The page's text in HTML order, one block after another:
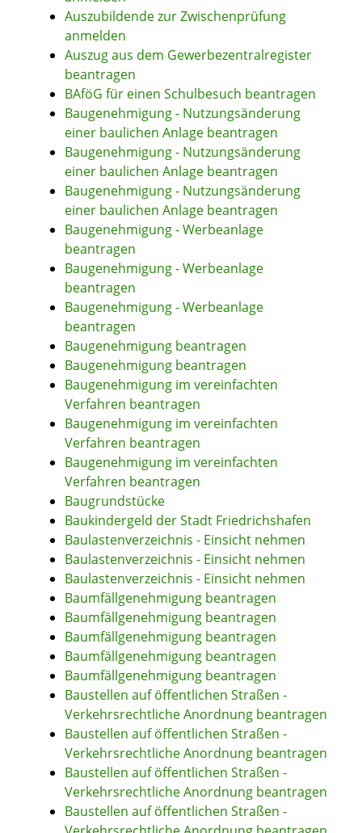
Auszubildende zur Zwischenprüfung
anmelden
Auszug aus dem Gewerbezentralregister
beantragen
BAföG für einen Schulbesuch beantragen
Baugenehmigung - Nutzungsänderung
einer baulichen Anlage beantragen
Baugenehmigung - Nutzungsänderung
einer baulichen Anlage beantragen
Baugenehmigung - Nutzungsänderung
einer baulichen Anlage beantragen
Baugenehmigung - Werbeanlage
beantragen
Baugenehmigung - Werbeanlage
beantragen
Baugenehmigung - Werbeanlage
beantragen
Baugenehmigung beantragen
Baugenehmigung beantragen
Baugenehmigung im vereinfachten
Verfahren beantragen
Baugenehmigung im vereinfachten
Verfahren beantragen
Baugenehmigung im vereinfachten
Verfahren beantragen
Baugrundstücke
Baukindergeld der Stadt Friedrichshafen
Baulastenverzeichnis - Einsicht nehmen
Baulastenverzeichnis - Einsicht nehmen
Baulastenverzeichnis - Einsicht nehmen
Baumfällgenehmigung beantragen
Baumfällgenehmigung beantragen
Baumfällgenehmigung beantragen
Baumfällgenehmigung beantragen
Baumfällgenehmigung beantragen
Baustellen auf öffentlichen Straßen -
Verkehrsrechtliche Anordnung beantragen
Baustellen auf öffentlichen Straßen -
Verkehrsrechtliche Anordnung beantragen
Baustellen auf öffentlichen Straßen -
Verkehrsrechtliche Anordnung beantragen
Baustellen auf öffentlichen Straßen -